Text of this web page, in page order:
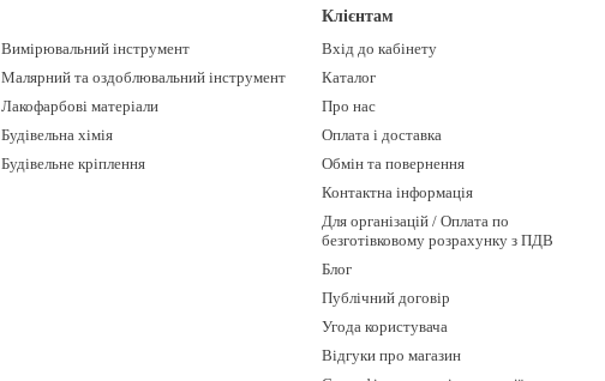
Вимірювальний інструмент
Малярний та оздоблювальний інструмент
Лакофарбові матеріали
Будівельна хімія
Будівельне кріплення
Клієнтам
Вхід до кабінету
Каталог
Про нас
Оплата і доставка
Обмін та повернення
Контактна інформація
Для організацій / Оплата по
безготівковому розрахунку з ПДВ
Блог
Публічний договір
Угода користувача
Відгуки про магазин